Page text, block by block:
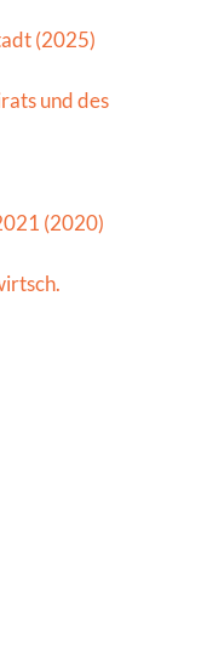
(2025)
und des
(2020)